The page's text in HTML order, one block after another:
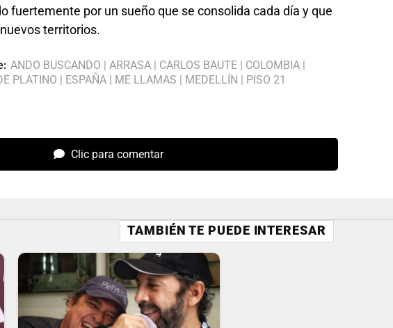
fuertemente por un sueño que se consolida cada día y que
territorios.
ANDO BUSCANDO | ARRASA | CARLOS BAUTE | COLOMBIA |
PLATINO | ESPAÑA | ME LLAMAS | MEDELLÍN | PISO 21
Clic para comentar
TAMBIÉN TE PUEDE INTERESAR